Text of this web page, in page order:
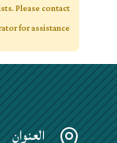
Please contact
for assistance.
العنوان